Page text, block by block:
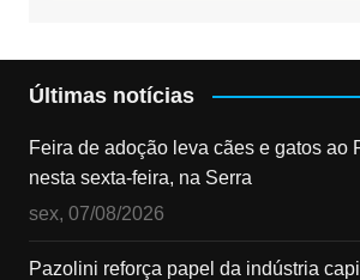
Últimas notícias
Feira de adoção leva cães e gatos ao
nesta sexta-feira, na Serra
sex, 07/08/2026
Pazolini reforça papel da indústria